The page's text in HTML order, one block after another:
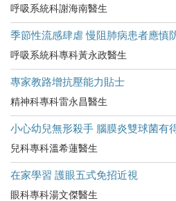
呼吸系統科謝海南醫生
季節性流感肆虐 慢阻肺病患者應慎
呼吸系統科專科黃永政醫生
專家教路增抗壓能力貼士
精神科專科雷永昌醫生
小心幼兒無形殺手 腦膜炎雙球菌有
兒科專科溫希蓮醫生
在家學習 護眼五式免招近視
眼科專科湯文傑醫生